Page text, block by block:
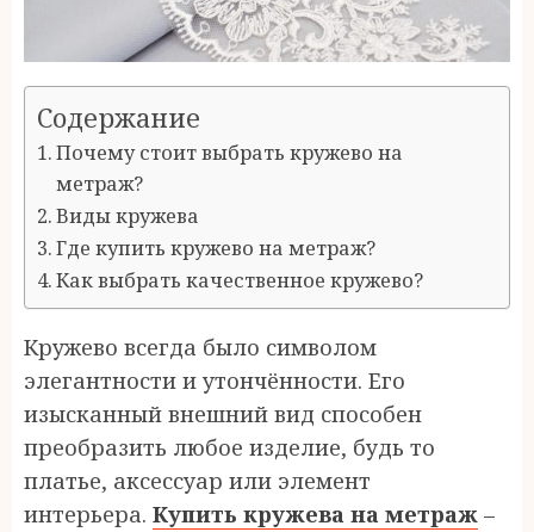
Содержание
Почему стоит выбрать кружево на
метраж?
Виды кружева
Где купить кружево на метраж?
Как выбрать качественное кружево?
Кружево всегда было символом
элегантности и утончённости. Его
изысканный внешний вид способен
преобразить любое изделие, будь то
платье, аксессуар или элемент
интерьера. Купить кружева на метраж –